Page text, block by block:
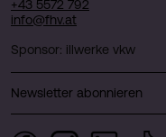
+43 5572 792
info@fhv.at
Sponsor: illwerke vkw
Newsletter abonnieren